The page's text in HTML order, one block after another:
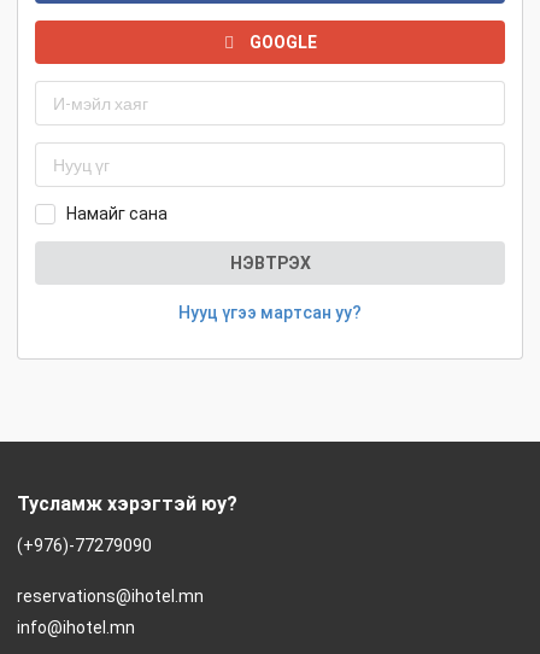
GOOGLE
Намайг сана
НЭВТРЭХ
Нууц үгээ мартсан уу?
Тусламж хэрэгтэй юу?
(+976)-77279090
reservations@ihotel.mn
info@ihotel.mn